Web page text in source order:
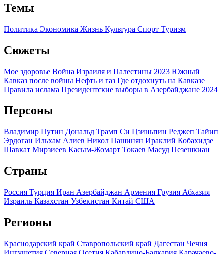
Темы
Политика Экономика Жизнь Культура Спорт Туризм
Сюжеты
Мое здоровье Война Израиля и Палестины 2023 Южный
Кавказ после войны Нефть и газ Где отдохнуть на Кавказе
Правила ислама Президентские выборы в Азербайджане 2024
Персоны
Владимир Путин Дональд Трамп Си Цзиньпин Реджеп Тайип
Эрдоган Ильхам Алиев Никол Пашинян Ираклий Кобахидзе
Шавкат Мирзиеев Касым-Жомарт Токаев Масуд Пезешкиан
Страны
Россия Турция Иран Азербайджан Армения Грузия Абхазия
Израиль Казахстан Узбекистан Китай США
Регионы
Краснодарский край Ставропольский край Дагестан Чечня